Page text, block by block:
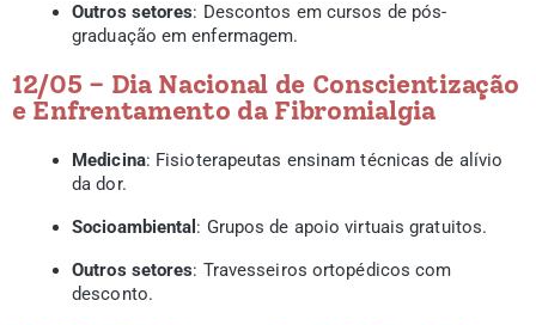
Outros setores: Descontos em cursos de pós-
graduação em enfermagem.
12/05 – Dia Nacional de Conscientização
e Enfrentamento da Fibromialgia
Medicina: Fisioterapeutas ensinam técnicas de alívio
da dor.
Socioambiental : Grupos de apoio virtuais gratuitos.
Outros setores: Travesseiros ortopédicos com
desconto.